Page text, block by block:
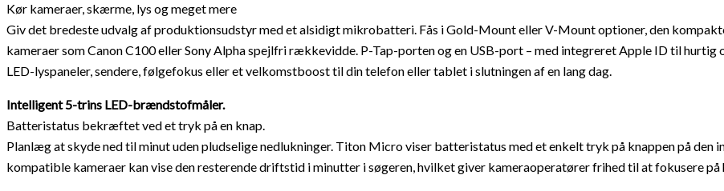
Kør kameraer, skærme, lys og meget mere
Giv det bredeste udvalg af produktionsudstyr med et alsidigt mikrobatteri. Fås i Gold-Mount eller V-Mount optioner, den
kameraer som Canon C100 eller Sony Alpha spejlfri rækkevidde. P-Tap-porten og en USB-port – med integreret Apple ID til
LED-lyspaneler, sendere, følgefokus eller et velkomstboost til din telefon eller tablet i slutningen af ​​en lang dag.
Intelligent 5-trins LED-brændstofmåler.
Batteristatus bekræftet ved et tryk på en knap.
Planlæg at skyde ned til minut uden pludselige nedlukninger. Titon Micro viser batteristatus med et enkelt tryk på knappen på
kompatible kameraer kan vise den resterende driftstid i minutter i søgeren, hvilket giver kameraoperatører frihed til at fokusere på